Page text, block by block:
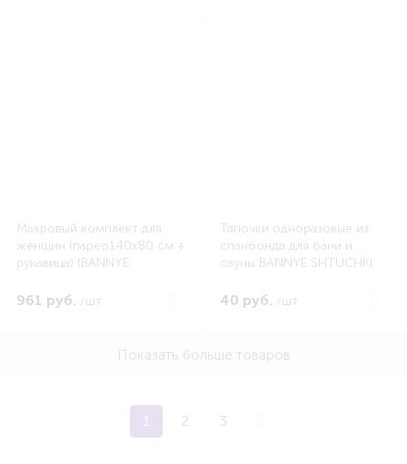
Махровый комплект для
женщин (парео140х80 см +
рукавица) (BANNYE
961 руб. /шт
Тапочки одноразовые из
спанбонда для бани и
сауны BANNYE SHTUCHKI
SHTUCHKI LGB32341)
40 руб. /шт
Показать больше товаров
1 2 3